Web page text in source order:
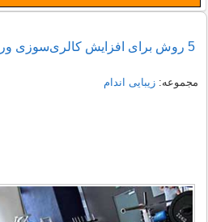
5 روش برای افزایش کالری‌سوزی ورزش‌های استقامتی
مجموعه:زیبایی اندام